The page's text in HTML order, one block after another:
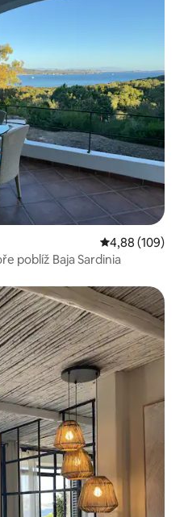
Průměrné
4,88 (109)
poblíž Baja Sardinia